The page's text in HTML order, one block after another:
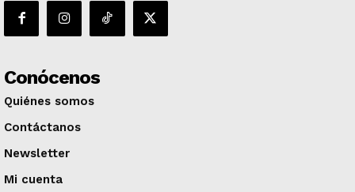
Conócenos
Quiénes somos
Contáctanos
Newsletter
Mi cuenta